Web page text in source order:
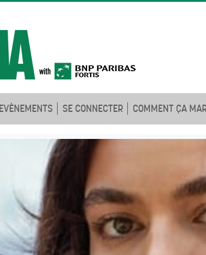
EVÈNEMENTS SE CONNECTER COMMENT ÇA